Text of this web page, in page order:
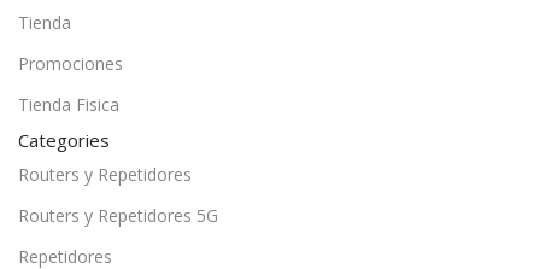
Tienda
Promociones
Tienda Fisica
Categories
Routers y Repetidores
Routers y Repetidores 5G
Repetidores